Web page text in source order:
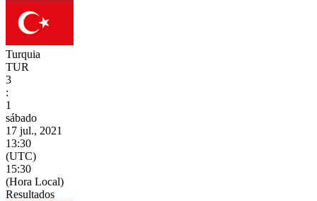
Turquia
TUR
3
:
1
sábado
17 jul., 2021
13:30
(UTC)
15:30
(Hora Local)
Resultados